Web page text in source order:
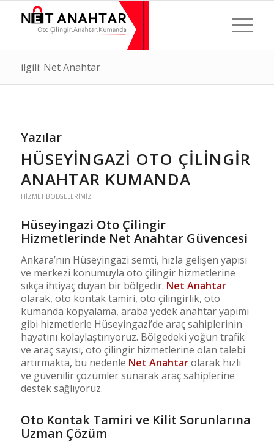
ilgili: Net Anahtar
Yazılar
HÜSEYINGAZI OTO ÇILINGIR
ANAHTAR KUMANDA
HIZMET BÖLGELERIMIZ
Hüseyingazi Oto Çilingir
Hizmetlerinde Net Anahtar Güvencesi
Ankara’nın Hüseyingazi semti, hızla gelişen yapısı
ve merkezi konumuyla oto çilingir hizmetlerine
sıkça ihtiyaç duyan bir bölgedir. Net Anahtar
olarak, oto kontak tamiri, oto çilingirlik, oto
kumanda kopyalama, araba yedek anahtar yapımı
gibi hizmetlerle Hüseyingazi’de araç sahiplerinin
hayatını kolaylaştırıyoruz. Bölgedeki yoğun trafik
ve araç sayısı, oto çilingir hizmetlerine olan talebi
artırmakta, bu nedenle Net Anahtarolarak hızlı
ve güvenilir çözümler sunarak araç sahiplerine
destek sağlıyoruz.
Oto Kontak Tamiri ve Kilit Sorunlarına
Uzman Çözüm